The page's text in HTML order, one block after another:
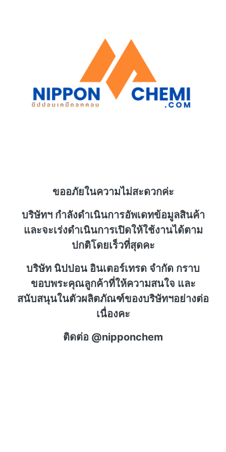
ขออภัยในความไม่สะดวกค่ะ
บริษัทฯ กำลังดำเนินการอัพเดทข้อมูลสินค้า
และจะเร่งดำเนินการเปิดให้ใช้งานได้ตาม
ปกติโดยเร็วที่สุดคะ
บริษัท นิปปอน อินเตอร์เทรด จำกัด กราบ
ขอบพระคุณลูกค้าที่ให้ความสนใจ และ
สนับสนุนในตัวผลิตภัณฑ์ของบริษัทฯอย่างต่อ
เนื่องคะ
ติดต่อ @nipponchem